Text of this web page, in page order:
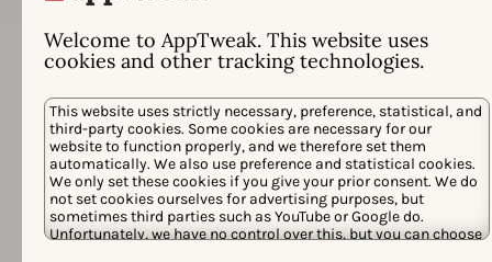
Welcome to AppTweak. This website uses
cookies and other tracking technologies.
This website uses strictly necessary, preference, statistical, and
third-party cookies. Some cookies are necessary for our
website to function properly, and we therefore set them
automatically. We also use preference and statistical cookies.
We only set these cookies if you give your prior consent. We do
not set cookies ourselves for advertising purposes, but
sometimes third parties such as YouTube or Google do.
Unfortunately, we have no control over this, but you can choose
現状維持のコスト
Apple Adsは単独では拡大しません。有料と自然検索を
サイロで扱うツールは、ストア、競合、ユーザーが実
際にどのように変化するかを見逃し、コストを押し上
げ、成長を遅らせ、チームを遅れさせます。アプリ成
長のニーズを完全に満たさないツールを選択すること
は、次のことを意味します: